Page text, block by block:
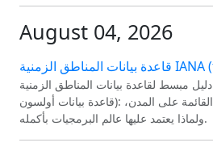
August 04, 2026
دليل مبسط لقاعدة بيانات المناطق الزمنية IANA (tzdata، zoneinfo،
قاعدة بيانات أولسون): ما هي، تاريخها، تسميتها القائمة على المدن،
ولماذا يعتمد عليها عالم البرمجيات بأكمله.